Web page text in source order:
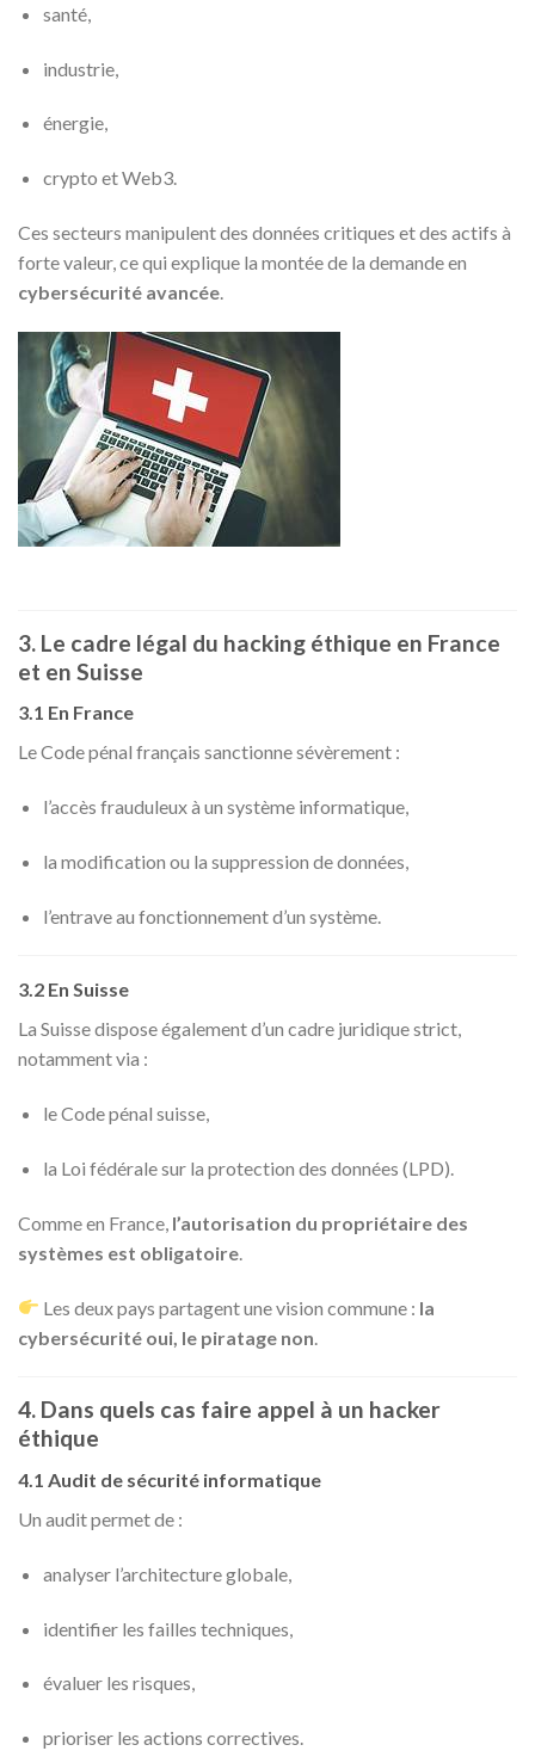
santé,
industrie,
énergie,
crypto et Web3.
Ces secteurs manipulent des données critiques et des actifs à
forte valeur, ce qui explique la montée de la demande en
cybersécurité avancée.
3. Le cadre légal du hacking éthique en France
et en Suisse
3.1 En France
Le Code pénal français sanctionne sévèrement :
l’accès frauduleux à un système informatique,
la modification ou la suppression de données,
l’entrave au fonctionnement d’un système.
3.2 En Suisse
La Suisse dispose également d’un cadre juridique strict,
notamment via :
le Code pénal suisse,
la Loi fédérale sur la protection des données (LPD).
Comme en France, l’autorisation du propriétaire des
systèmes est obligatoire
Les deux pays partagent une vision commune : la
cybersécurité oui, le piratage non
4. Dans quels cas faire appel à un hacker
éthique
4.1 Audit de sécurité informatique
Un audit permet de :
analyser l’architecture globale,
identifier les failles techniques,
évaluer les risques,
prioriser les actions correctives.